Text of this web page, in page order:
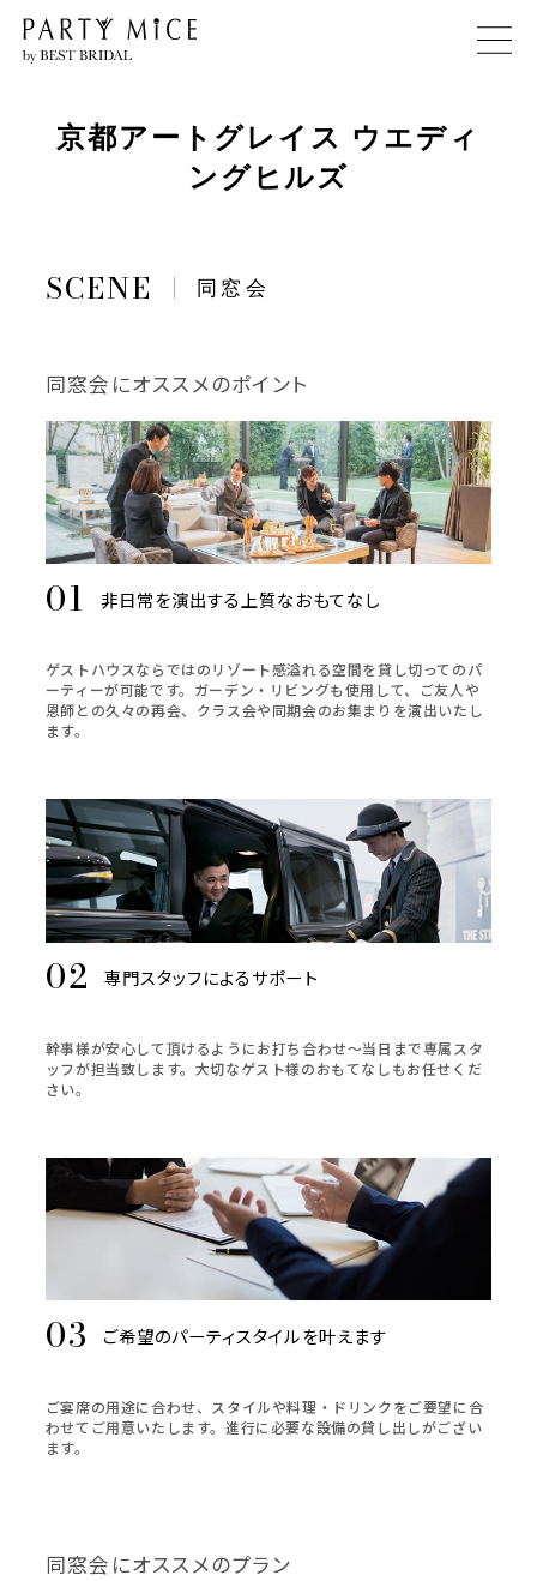
京都アートグレイス ウエディ
ングヒルズ
同窓会
同窓会にオススメのポイント
非日常を演出する上質なおもてなし
ゲストハウスならではのリゾート感溢れる空間を貸し切ってのパ
ーティーが可能です。ガーデン・リビングも使用して、ご友人や
恩師との久々の再会、クラス会や同期会のお集まりを演出いたし
ます。
専門スタッフによるサポート
幹事様が安心して頂けるようにお打ち合わせ～当日まで専属スタ
ッフが担当致します。大切なゲスト様のおもてなしもお任せくだ
さい。
ご希望のパーティスタイルを叶えます
ご宴席の用途に合わせ、スタイルや料理・ドリンクをご要望に合
わせてご用意いたします。進行に必要な設備の貸し出しがござい
ます。
同窓会にオススメのプラン